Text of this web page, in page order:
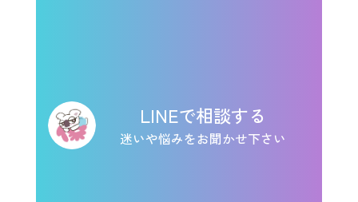
LINEで相談する
迷いや悩みをお聞かせ下さい